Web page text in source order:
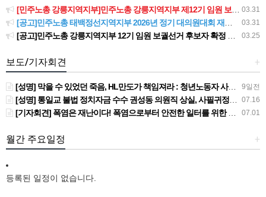
03.31
[민주노총 강릉지역지부]민주노총 강릉지역지부 제12기 임원 보궐선거결과 공고
03.31
[공고]민주노총 태백정선지역지부 2026년 정기 대의원대회 재소집 건
03.25
[공고]민주노총 강릉지역지부 12기 임원 보궐선거 후보자 확정 공고
+
보도/기자회견
9일전
[성명] 막을 수 있었던 죽음, HL만도가 책임져라 : 청년노동자 사망사고의 철저한 진상규명과 재발방지 대책 마련하라
07.16
[성명] 통일교 불법 정치자금 수수 권성동 의원직 상실, 사필귀정이다
07.01
[기자회견] 폭염은 재난이다! 폭염으로부터 안전한 일터를 위한 민주노총 강원지역본부 폭염감시단 선포 기자회견
+
월간 주요일정
등록된 일정이 없습니다.